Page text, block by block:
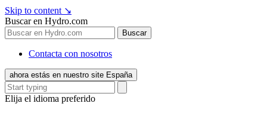
Skip to content ↘
Buscar en Hydro.com
Buscar
Contacta con nosotros
ahora estás en nuestro site España
Elija el idioma preferido